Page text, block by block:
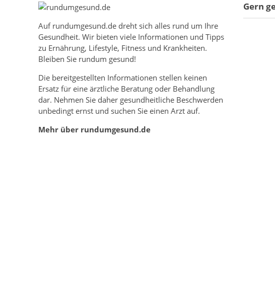
Auf rundumgesund.dedreht sich alles rund um Ihre
Gesundheit. Wir bieten viele Informationen und Tipps
zu Ernährung, Lifestyle, Fitness und Krankheiten.
Bleiben Sie rundum gesund!
Die bereitgestellten Informationen stellen keinen
Ersatz für eine ärztliche Beratung oder Behandlung
dar. Nehmen Sie daher gesundheitliche Beschwerden
unbedingt ernst und suchen Sie einen Arzt auf.
Mehr über rundumgesund.de
Gern